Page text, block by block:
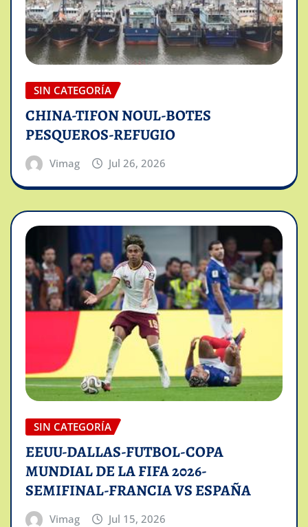
SIN CATEGORÍA
CHINA-TIFON NOUL-BOTES
PESQUEROS-REFUGIO
Vimag Jul 26, 2026
SIN CATEGORÍA
EEUU-DALLAS-FUTBOL-COPA
MUNDIAL DE LA FIFA 2026-
SEMIFINAL-FRANCIA VS ESPAÑA
Vimag Jul 15, 2026